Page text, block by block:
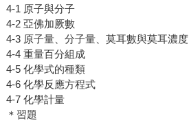
4-1 原子與分子
4-2 亞佛加厥數
4-3 原子量、分子量、莫耳數與莫耳濃度
4-4 重量百分組成
4-5 化學式的種類
4-6 化學反應方程式
4-7 化學計量
＊習題